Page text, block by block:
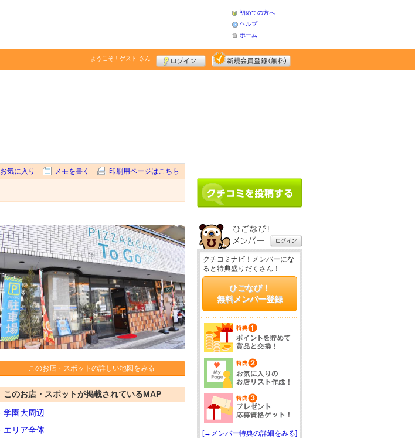
初めての方へ
ヘルプ
ホーム
ようこそ！ ゲスト さん
お気に入り メモを書く 印刷用ページはこちら
このお店・スポットの詳しい地図をみる
このお店・スポットが掲載されているMAP
学園大周辺
エリア全体
クチコミナビ！メンバーにな
ると特典盛りだくさん！
ひごなび！
無料メンバー登録
[→メンバー特典の詳細をみる]